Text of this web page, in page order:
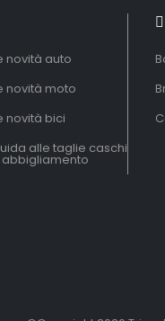
novità auto
novità moto
novità bici
alle taglie caschi
abbigliamento